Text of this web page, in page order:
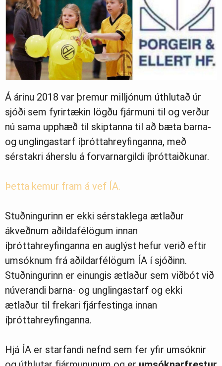
Á árinu 2018 var þremur milljónum úthlutað úr
sjóði sem fyrirtækin lögðu fjármuni til og verður
nú sama upphæð til skiptanna til að bæta barna-
og unglingastarf íþróttahreyfinganna, með
sérstakri áherslu á forvarnargildi íþróttaiðkunar.
Þetta kemur fram á vef ÍA.
Stuðningurinn er ekki sérstaklega ætlaður
ákveðnum aðildafélögum innan
íþróttahreyfinganna en auglýst hefur verið eftir
umsóknum frá aðildarfélögum ÍA í sjóðinn.
Stuðningurinn er einungis ætlaður sem viðbót við
núverandi barna- og unglingastarf og ekki
ætlaður til frekari fjárfestinga innan
íþróttahreyfinganna.
Hjá ÍA er starfandi nefnd sem fer yfir umsóknir